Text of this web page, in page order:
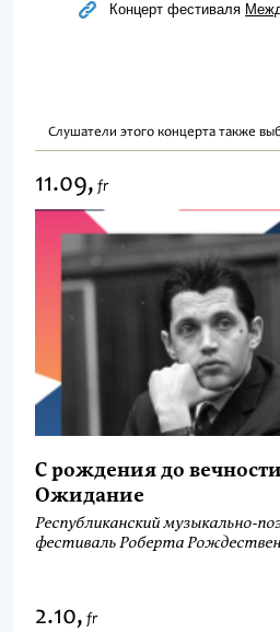
Концерт фестиваля
Слушатели этого концерта также
11.09, fr
С рождения до
Ожидание
Республиканский музыкально-
фестиваль Роберта
2.10, fr